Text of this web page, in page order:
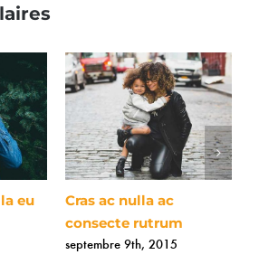
eu
Cras ac nulla ac
consecte rutrum
septembre 9th, 2015